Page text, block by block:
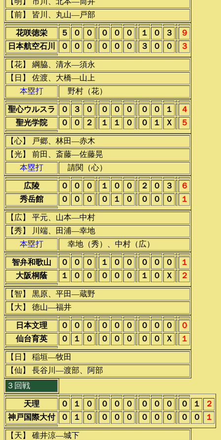
【前】 皆川、丸山―戸部
花咲徳栄 ５ ０ ０ ０ ０ ０ １ ０ ３
９
日本航空石川
０ ０ ０ ０ ０ ０ ３ ０ ０ ３
【花】 綱脇、清水―須永
【日】 佐渡、大橋―山上
本塁打
野村（花）
聖心ウルスラ ０ ３ ０ ０ ０ ０ ０ ０ １
４
聖光学院
０ ０ ２ １ １ ０ ０ １ Ｘ ５
【心】 戸郷、林田―赤木
【光】 前田、斎藤―佐藤晃
本塁打
請関（心）
広陵 ０ ０ ０ １ ０ ０ ２ ０ ３
６
秀岳館
０ ０ ０ ０ １ ０ ０ ０ ０ １
【広】 平元、山本―中村
【秀】 川端、田浦―幸地
本塁打
幸地（秀）、中村（広）
智弁和歌山 ０ ０ ０ １ ０ ０ ０ ０ ０
１
大阪桐蔭
１ ０ ０ ０ ０ ０ １ ０ Ｘ ２
【智】 黒原、平田―蔵野
【大】 徳山―福井
日本文理 ０ ０ ０ ０ ０ ０ ０ ０ ０
０
仙台育英
０ １ ０ ０ ０ ０ ０ ０ Ｘ １
【日】 稲垣―牧田
【仙】 長谷川―渡部、阿部
３回戦
天理 ０ １ ０ ０ ０ ０ ０ ０ ０ ０ １
２
神戸国際大付
０ １ ０ ０ ０ ０ ０ ０ ０ ０ ０ １
【天】 碓井涼―城下